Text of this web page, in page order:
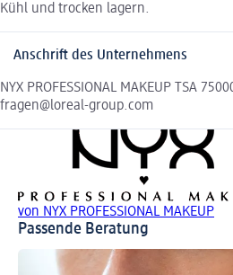
Kühl und trocken lagern.
Anschrift des Unternehmens
NYX PROFESSIONAL MAKEUP TSA
fragen@loreal-group.com
von NYX PROFESSIONAL MAKEUP
Passende Beratung